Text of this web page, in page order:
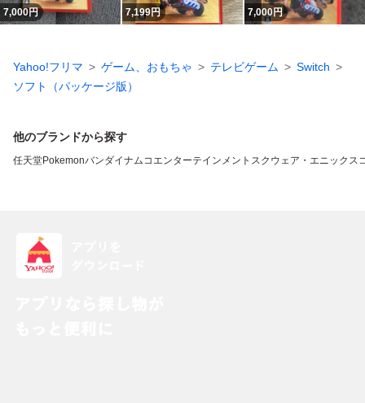
7,000円 7,199円 7,000円
Yahoo!フリマ ゲーム、おもちゃ テレビゲーム
Switch
ソフト（パッケージ版）
他のブランドから探す
任天堂Pokemonバンダイナムコエンターテインメント スクウェア・エニックス